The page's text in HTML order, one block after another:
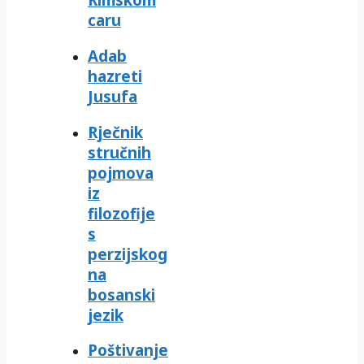
caru
Adab
hazreti
Jusufa
Rječnik
stručnih
pojmova
iz
filozofije
s
perzijskog
na
bosanski
jezik
Poštivanje